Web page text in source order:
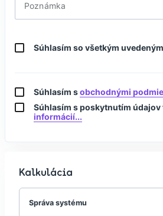
Poznámka
Súhlasím so všetkým
Súhlasím sobchodnými
Súhlasím s poskytnutím údajov
informácií...
Kalkulácia
Správa systému